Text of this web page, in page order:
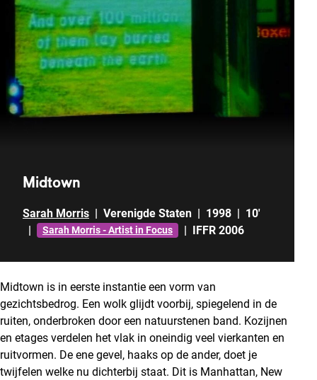
Midtown
Sarah Morris | Verenigde Staten | 1998 | 10'
|
Sarah Morris - Artist in Focus | IFFR 2006
Midtown is in eerste instantie een vorm van
gezichtsbedrog. Een wolk glijdt voorbij, spiegelend in de
ruiten, onderbroken door een natuurstenen band. Kozijnen
en etages verdelen het vlak in oneindig veel vierkanten en
ruitvormen. De ene gevel, haaks op de ander, doet je
twijfelen welke nu dichterbij staat. Dit is Manhattan, New